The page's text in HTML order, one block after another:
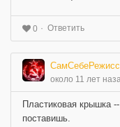
0 Ответить
около 11 лет
Пластиковая крышка
поставишь.